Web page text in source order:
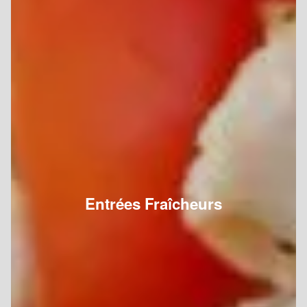
Entrées Fraîcheurs